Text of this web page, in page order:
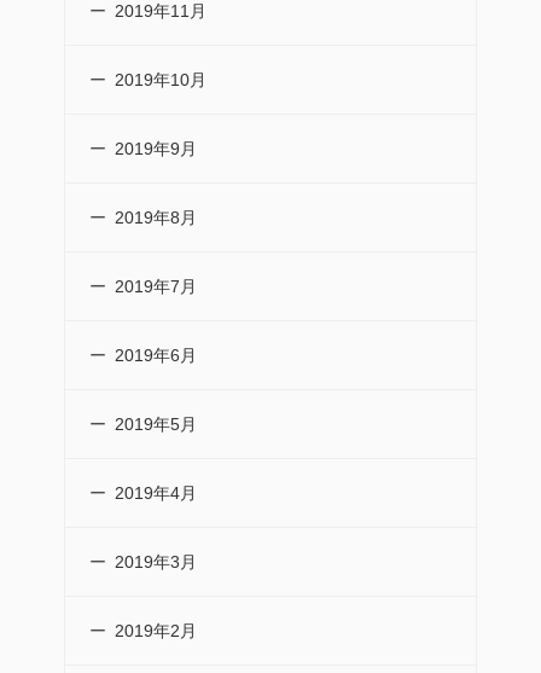
2019年11月
2019年10月
2019年9月
2019年8月
2019年7月
2019年6月
2019年5月
2019年4月
2019年3月
2019年2月